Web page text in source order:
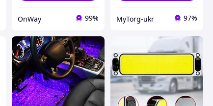
OnWay 99% MyTorg-ukr 97%